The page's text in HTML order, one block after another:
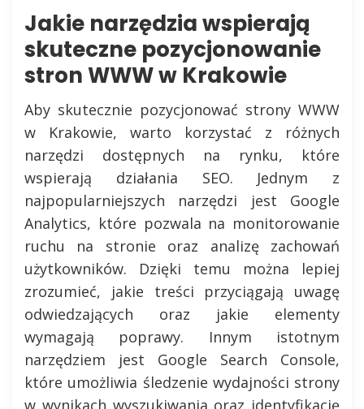
Jakie narzędzia wspierają
skuteczne pozycjonowanie
stron WWW w Krakowie
Aby skutecznie pozycjonować strony WWW
w Krakowie, warto korzystać z różnych
narzędzi dostępnych na rynku, które
wspierają działania SEO. Jednym z
najpopularniejszych narzędzi jest Google
Analytics, które pozwala na monitorowanie
ruchu na stronie oraz analizę zachowań
użytkowników. Dzięki temu można lepiej
zrozumieć, jakie treści przyciągają uwagę
odwiedzających oraz jakie elementy
wymagają poprawy. Innym istotnym
narzędziem jest Google Search Console,
które umożliwia śledzenie wydajności strony
w wynikach wyszukiwania oraz identyfikację